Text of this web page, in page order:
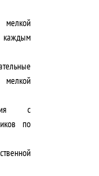
мелкой
каждым
с
по